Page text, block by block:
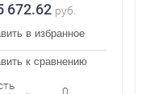
672.62 руб.
в избранное
к сравнению